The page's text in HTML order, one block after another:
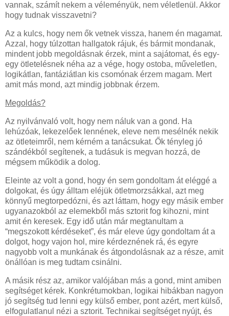
vannak, számít nekem a véleményük, nem véletlenül. Akkor
hogy tudnak visszavetni?
Az a kulcs, hogy nem ők vetnek vissza, hanem én magamat.
Azzal, hogy túlzottan hallgatok rájuk, és bármit mondanak,
mindent jobb megoldásnak érzek, mint a sajátomat, és egy-
egy ötletelésnek néha az a vége, hogy ostoba, műveletlen,
logikátlan, fantáziátlan kis csomónak érzem magam. Mert
amit más mond, azt mindig jobbnak érzem.
Megoldás?
Az nyilvánvaló volt, hogy nem náluk van a gond. Ha
lehúzóak, lekezelőek lennének, eleve nem mesélnék nekik
az ötleteimről, nem kérném a tanácsukat. Ők tényleg jó
szándékból segítenek, a tudásuk is megvan hozzá, de
mégsem működik a dolog.
Eleinte az volt a gond, hogy én sem gondoltam át eléggé a
dolgokat, és úgy álltam eléjük ötletmorzsákkal, azt meg
könnyű megtorpedózni, és azt láttam, hogy egy másik ember
ugyanazokból az elemekből más sztorit fog kihozni, mint
amit én keresek. Egy idő után már megtanultam a
“megszokott kérdéseket”, és már eleve úgy gondoltam át a
dolgot, hogy vajon hol, mire kérdeznének rá, és egyre
nagyobb volt a munkának és átgondolásnak az a része, amit
önállóan is meg tudtam csinálni.
A másik rész az, amikor valójában más a gond, mint amiben
segítséget kérek. Konkrétumokban, logikai hibákban nagyon
jó segítség tud lenni egy külső ember, pont azért, mert külső,
elfogulatlanul nézi a sztorit. Technikai segítséget nyújt, és